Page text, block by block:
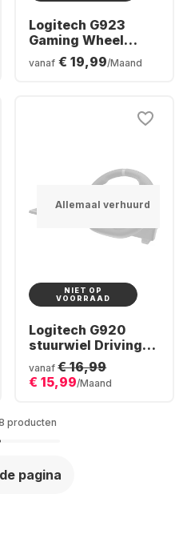
Logitech G923
Gaming Wheel
(Xbox + PC)
vanaf € 19,99/Maand
Allemaal verhuurd
NIET OP
VOORRAAD
Logitech G920
stuurwiel Driving
Force Racing
vanaf € 16,99
€ 15,99/Maand
producten
pagina